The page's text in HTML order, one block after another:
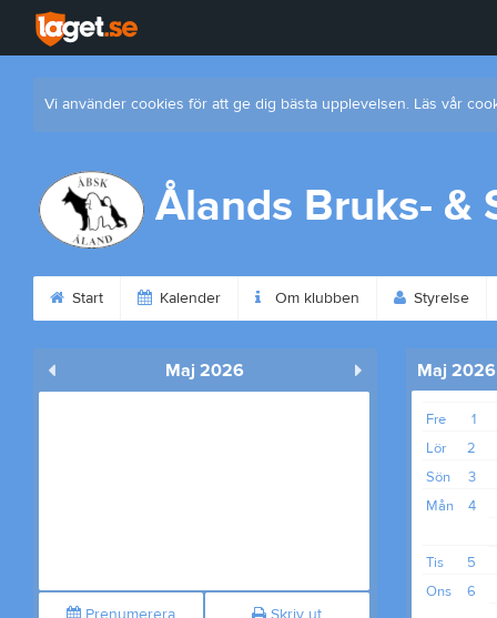
Vi använder cookies för att ge dig bästa upplevelsen. Läs vår
Ålands Bruks- &
Start Kalender Om klubben Styrelse
Maj 2026 Maj 2026
1
Fre
2
Lör
3
Sön
4
Mån
5
Tis
6
Ons